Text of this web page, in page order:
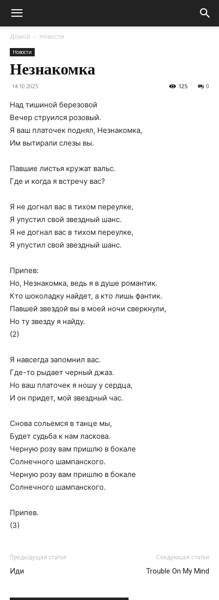
Домой Новости
Новости
Незнакомка
14.10.2025 0
125
Над тишиной березовой
Вечер струился розовый.
Я ваш платочек поднял, Незнакомка,
Им вытирали слезы вы.
Павшие листья кружат вальс.
Где и когда я встречу вас?
Я не догнал вас в тихом переулке,
Я упустил свой звездный шанс.
Я не догнал вас в тихом переулке,
Я упустил свой звездный шанс.
Припев:
Но, Незнакомка, ведь я в душе романтик.
Кто шоколадку найдет, а кто лишь фантик.
Павшей звездой вы в моей ночи сверкнули,
Но ту звезду я найду.
(2)
Я навсегда запомнил вас.
Где-то рыдает черный джаз.
Но ваш платочек я ношу у сердца,
И он придет, мой звездный час.
Снова сольемся в танце мы,
Будет судьба к нам ласкова.
Черную розу вам пришлю в бокале
Солнечного шампанского.
Черную розу вам пришлю в бокале
Солнечного шампанского.
Припев.
(3)
Предыдущая статья
Иди
Следующая статья
Trouble On My Mind